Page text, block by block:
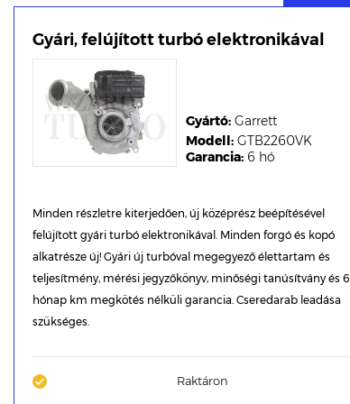
Gyári, felújított turbó elektronikával
Garancia: 6 hó
Modell: GTB2260VK
Gyártó: Garrett
Minden részletre kiterjedően, új középrész beépítésével
felújított gyári turbó elektronikával. Minden forgó és kopó
alkatrésze új! Gyári új turbóval megegyező élettartam és
teljesítmény, mérési jegyzőkönyv, minőségi tanúsítvány és 6
hónap km megkötés nélküli garancia. Cseredarab leadása
szükséges.
Raktáron